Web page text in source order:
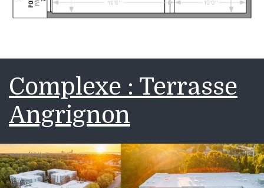
Complexe : Terrasse
Angrignon